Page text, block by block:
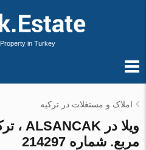
Property in Turkey
املاک و مستغلات در ترکیه
مربع. شماره 214297